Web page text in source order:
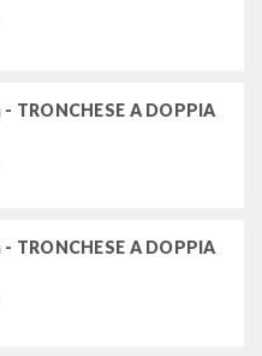
- TRONCHESE A DOPPIA
- TRONCHESE A DOPPIA